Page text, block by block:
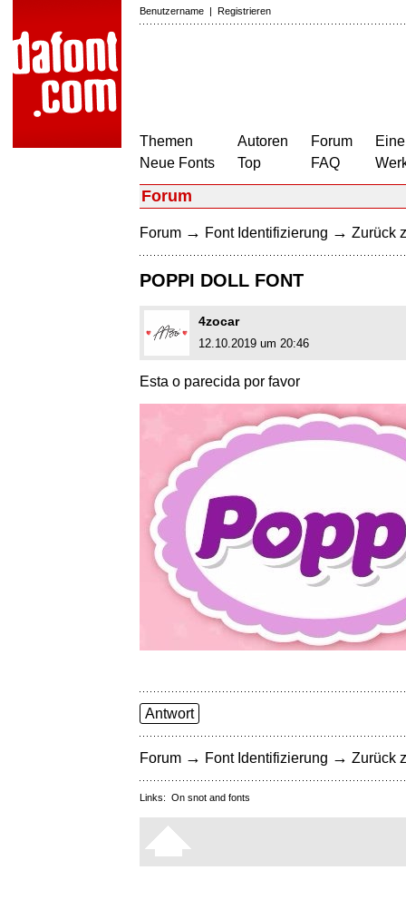
Benutzername | Registrieren
Themen
Neue Fonts
Autoren
Top
Forum
FAQ
Forum
Forum → Font Identifizierung → Zurück
POPPI DOLL FONT
4zocar
12.10.2019 um 20:46
Esta o parecida por favor
Antwort
Forum → Font Identifizierung → Zurück
Links: On snot and fonts